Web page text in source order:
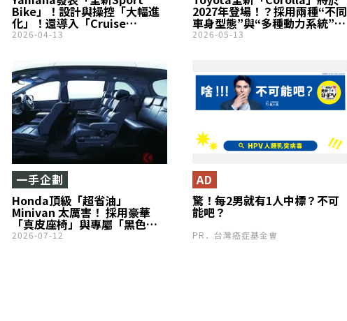
Bike」！設計與操控「大幅進
化」！還導入「Cruise
Control」，讓「Touring性
翻新」的「Super Sport教科
書」——全新YZF-R7即將上
市！
2026-04-13
2027年登場！？採用兩種“不同
車身型態”與“多種動力系統”，
進化為“次世代Multi Pathway
標準車”！？
2026-05-13
Honda頂級「超省油」
Minivan 太厲害！ 採用豪華
「真皮座椅」與專屬「黑色內
裝」！ 每公升可跑約20公里，
一手企劃
2026-07-12
驚！每2男就有1人中標？不可
能吧？
AD
PR．台灣癌症基金會